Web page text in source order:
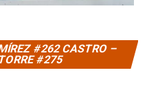
#262 CASTRO –
#275